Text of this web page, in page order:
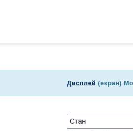
Дисплей (екран)
Стан